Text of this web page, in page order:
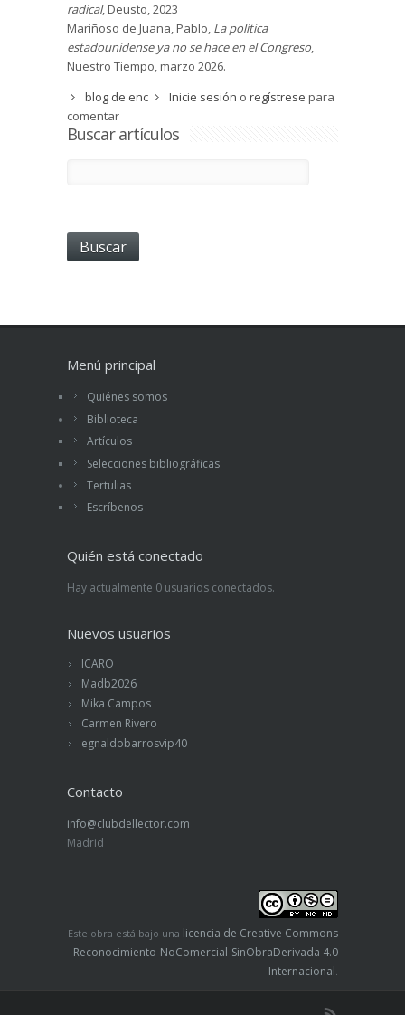
radical, Deusto, 2023
Mariñoso de Juana, Pablo, La política
estadounidense ya no se hace en el Congreso,
Nuestro Tiempo, marzo 2026.
blog de enc
Inicie sesión o regístrese para
comentar
Buscar artículos
Menú principal
Quiénes somos
Biblioteca
Artículos
Selecciones bibliográficas
Tertulias
Escríbenos
Quién está conectado
Hay actualmente 0 usuarios conectados.
Nuevos usuarios
ICARO
Madb2026
Mika Campos
Carmen Rivero
egnaldobarrosvip40
Contacto
info@clubdellector.com
Madrid
Este obra está bajo una licencia de Creative Commons
Reconocimiento-NoComercial-SinObraDerivada 4.0
Internacional.